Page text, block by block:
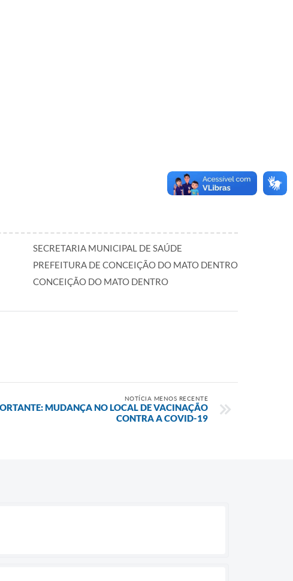
SECRETARIA MUNICIPAL DE SAÚDE
PREFEITURA DE CONCEIÇÃO DO MATO DENTRO
CONCEIÇÃO DO MATO DENTRO
NOTÍCIA MENOS RECENTE
MUDANÇA NO LOCAL DE VACINAÇÃO
CONTRA A COVID-19